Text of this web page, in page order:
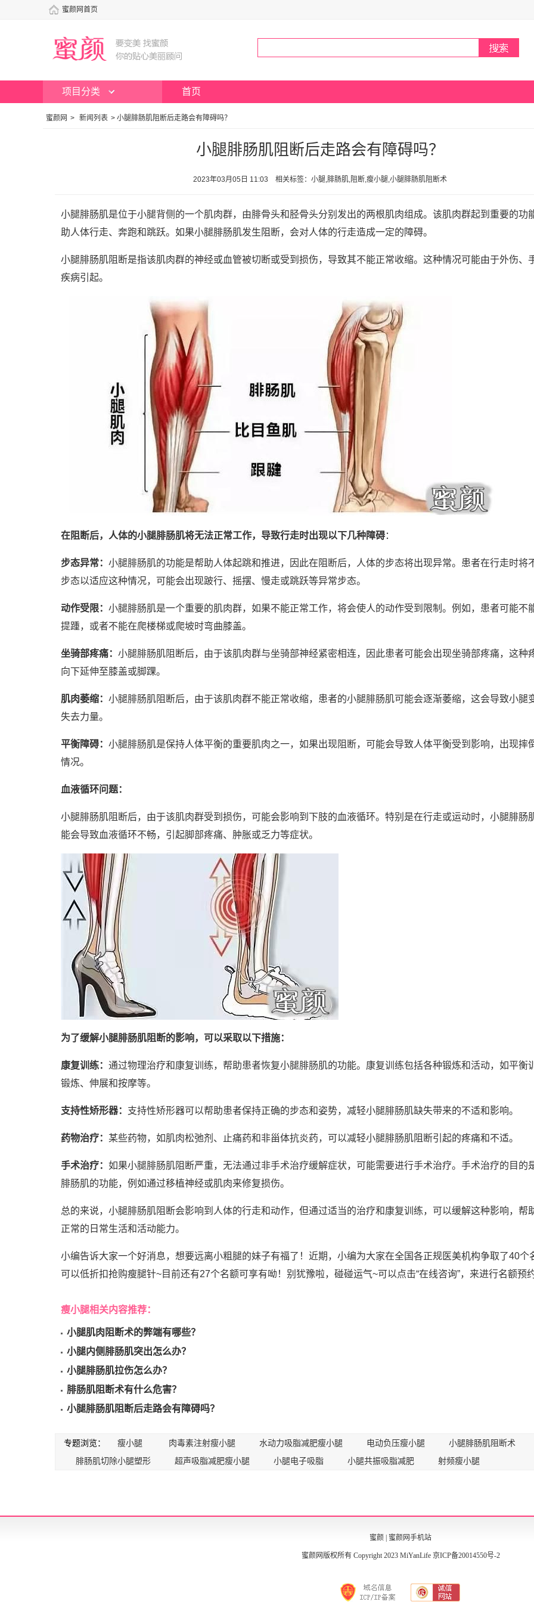
蜜颜网首页
项目分类 首页
蜜颜网 > 新闻列表 > 小腿腓肠肌阻断后走路会有障碍吗？
小腿腓肠肌阻断后走路会有障碍吗？
2023年03月05日 11:03 相关标签：小腿,腓肠肌,阻断,瘦小腿,小腿腓肠肌阻断术
小腿腓肠肌是位于小腿背侧的一个肌肉群，由腓骨头和胫骨头分别发出的两根肌肉组成。该肌肉群起到重要的功
助人体行走、奔跑和跳跃。如果小腿腓肠肌发生阻断，会对人体的行走造成一定的障碍。
小腿腓肠肌阻断是指该肌肉群的神经或血管被切断或受到损伤，导致其不能正常收缩。这种情况可能由于外伤、
疾病引起。
在阻断后，人体的小腿腓肠肌将无法正常工作，导致行走时出现以下几种障碍：
步态异常： 小腿腓肠肌的功能是帮助人体起跳和推进，因此在阻断后，人体的步态将出现异常。患者在行走时将
步态以适应这种情况，可能会出现跛行、摇摆、慢走或跳跃等异常步态。
动作受限： 小腿腓肠肌是一个重要的肌肉群，如果不能正常工作，将会使人的动作受到限制。例如，患者可能不
提踵，或者不能在爬楼梯或爬坡时弯曲膝盖。
坐骑部疼痛： 小腿腓肠肌阻断后，由于该肌肉群与坐骑部神经紧密相连，因此患者可能会出现坐骑部疼痛，这种
向下延伸至膝盖或脚踝。
肌肉萎缩： 小腿腓肠肌阻断后，由于该肌肉群不能正常收缩，患者的小腿腓肠肌可能会逐渐萎缩，这会导致小腿
失去力量。
平衡障碍： 小腿腓肠肌是保持人体平衡的重要肌肉之一，如果出现阻断，可能会导致人体平衡受到影响，出现摔
情况。
血液循环问题：
小腿腓肠肌阻断后，由于该肌肉群受到损伤，可能会影响到下肢的血液循环。特别是在行走或运动时，小腿腓肠
能会导致血液循环不畅，引起脚部疼痛、肿胀或乏力等症状。
为了缓解小腿腓肠肌阻断的影响，可以采取以下措施：
康复训练： 通过物理治疗和康复训练，帮助患者恢复小腿腓肠肌的功能。康复训练包括各种锻炼和活动，如平衡
锻炼、伸展和按摩等。
支持性矫形器： 支持性矫形器可以帮助患者保持正确的步态和姿势，减轻小腿腓肠肌缺失带来的不适和影响。
药物治疗： 某些药物，如肌肉松弛剂、止痛药和非甾体抗炎药，可以减轻小腿腓肠肌阻断引起的疼痛和不适。
手术治疗： 如果小腿腓肠肌阻断严重，无法通过非手术治疗缓解症状，可能需要进行手术治疗。手术治疗的目的
腓肠肌的功能，例如通过移植神经或肌肉来修复损伤。
总的来说，小腿腓肠肌阻断会影响到人体的行走和动作，但通过适当的治疗和康复训练，可以缓解这种影响，帮
正常的日常生活和活动能力。
小编告诉大家一个好消息，想要远离小粗腿的妹子有福了！近期，小编为大家在全国各正规医美机构争取了40个
可以低折扣抢购瘦腿针~目前还有27个名额可享有呦！别犹豫啦，碰碰运气~可以点击“在线咨询”，来进行名额预
瘦小腿相关内容推荐：
小腿肌肉阻断术的弊端有哪些？
小腿内侧腓肠肌突出怎么办？
小腿腓肠肌拉伤怎么办？
腓肠肌阻断术有什么危害？
小腿腓肠肌阻断后走路会有障碍吗？
专题浏览： 瘦小腿 肉毒素注射瘦小腿 水动力吸脂减肥瘦小腿 电动负压瘦小腿
小腿腓肠肌阻断术
腓肠肌切除小腿塑形
超声吸脂减肥瘦小腿 小腿电子吸脂 小腿共振吸脂减肥 射频瘦小腿
蜜颜 蜜颜网手机站
蜜颜网版权所有 Copyright 2023 MiYanLife 京ICP备20014550号-2